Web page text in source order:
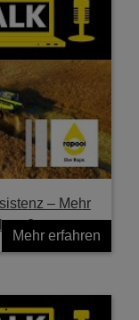
– Mehr
Mehr erfahren